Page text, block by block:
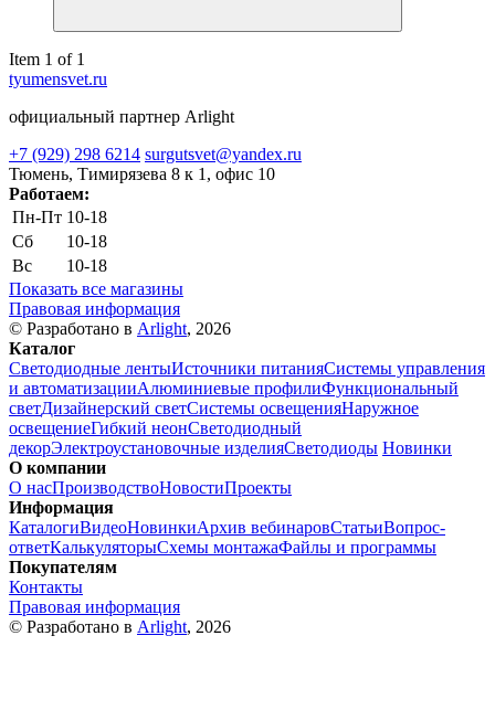
Item 1 of 1
tyumensvet.ru
официальный партнер Arlight
+7 (929) 298 6214 surgutsvet@yandex.ru
Тюмень, Тимирязева 8 к 1, офис 10
Работаем:
Пн-Пт 10-18
Сб
10-18
Вс
10-18
Показать все магазины
Правовая информация
© Разработано в Arlight, 2026
Каталог
Светодиодные лентыИсточники питанияСистемы управления
и автоматизацииАлюминиевые профилиФункциональный
светДизайнерский светСистемы освещенияНаружное
освещениеГибкий неонСветодиодный
декорЭлектроустановочные изделияСветодиоды Новинки
О компании
О насПроизводствоНовостиПроекты
Информация
КаталогиВидеоНовинкиАрхив вебинаровСтатьиВопрос-
ответКалькуляторыСхемы монтажаФайлы и программы
Покупателям
Контакты
Правовая информация
© Разработано в Arlight, 2026